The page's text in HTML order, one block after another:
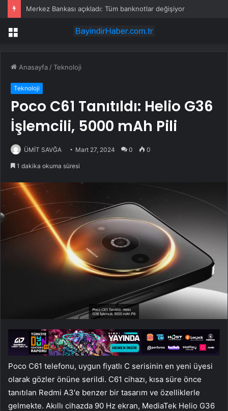
Merkez Bankası açıkladı: Tüm banknotlar değişiyor
Menü
Anasayfa /Teknoloji
Teknoloji
Poco C61 Tanıtıldı: Helio G36
İşlemcili, 5000 mAh Pili
ÜMİT SAVĞA Mart 27, 2024 0 0
1 dakika okuma süresi
Poco C61 telefonu, uygun fiyatlı C serisinin en yeni üyesi
olarak gözler önüne serildi. C61 cihazı, kısa süre önce
tanıtılan Redmi A3′e benzer bir tasarım ve özelliklerle
gelmekte. Akıllı cihazda 90 Hz ekran, MediaTek Helio G36